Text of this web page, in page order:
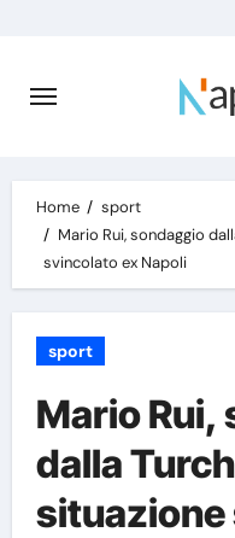
content
Home
sport
Mario Rui, sondaggio
svincolato ex Napoli
sport
Mario Rui,
dalla
situazione